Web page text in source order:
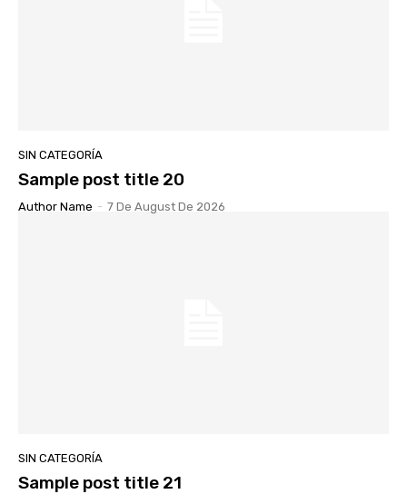
SIN CATEGORÍA
Sample post title 20
Author Name - 7 De August De 2026
SIN CATEGORÍA
Sample post title 21